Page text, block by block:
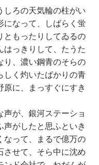
ろの天気輪の柱がい
になって、しばらく蛍
ともったりしてゐるの
はっきりして、たうた
り、濃い鋼青のそらの
しく灼いたばかりの青
原に、まっすぐにすき
が、銀河ステーショ
声がしたと思ふといき
なって、まるで億万の
させて、そら中に沈め